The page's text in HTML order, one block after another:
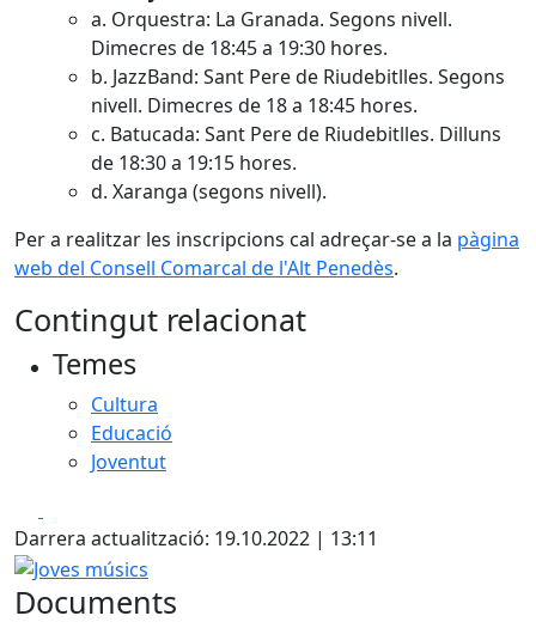
a. Orquestra: La Granada. Segons nivell.
Dimecres de 18:45 a 19:30 hores.
b. JazzBand: Sant Pere de Riudebitlles. Segons
nivell. Dimecres de 18 a 18:45 hores.
c. Batucada: Sant Pere de Riudebitlles. Dilluns
de 18:30 a 19:15 hores.
d. Xaranga (segons nivell).
Per a realitzar les inscripcions cal adreçar-se a la pàgina
web del Consell Comarcal de l'Alt Penedès.
Contingut relacionat
Temes
Cultura
Educació
Joventut
Darrera actualització: 19.10.2022 | 13:11
Joves músics
Documents